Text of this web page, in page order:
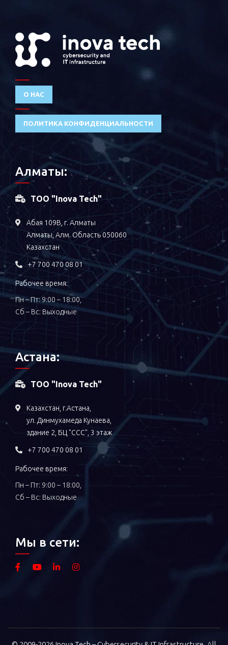
О НАС
ПОЛИТИКА КОНФИДЕНЦИАЛЬНОСТИ
Алматы:
ТОО "Inova Tech"
Абая 109В, г. Алматы
Алматы, Алм. Область 050060
Казахстан
+7 700 470 08 01
Рабочее время:
Пн – Пт: 9:00 – 18:00,
Сб – Вс: Выходные
Астана:
ТОО "Inova Tech"
Казахстан, г.Астана,
ул. Динмухамеда Кунаева,
здание 2, БЦ "ССС", 3 этаж
+7 700 470 08 01
Рабочее время:
Пн – Пт: 9:00 – 18:00,
Сб – Вс: Выходные
Мы в сети: